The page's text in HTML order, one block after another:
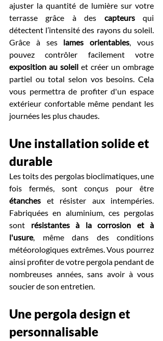
ajuster la quantité de lumière sur votre
terrasse grâce à des capteurs qui
détectent l’intensité des rayons du soleil.
Grâce à ses lames orientables, vous
exposition au soleil et créer un ombrage
partiel ou total selon vos besoins. Cela
vous permettra de profiter d'un espace
extérieur confortable même pendant les
journées les plus chaudes.
Une installation solide et
durable
Les toits des pergolas bioclimatiques, une
étanches et résister aux intempéries.
Fabriquées en aluminium, ces pergolas
sont résistantes à la corrosion et à
l'usure, même dans des conditions
météorologiques extrêmes. Vous pourrez
ainsi profiter de votre pergola pendant de
nombreuses années, sans avoir à vous
soucier de son entretien.
Une pergola design et
personnalisable